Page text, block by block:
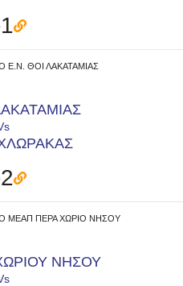
Ε.Ν. ΘΟΙ ΛΑΚΑΤΑΜΙΑΣ
ΜΕΑΠ ΠΕΡΑ ΧΩΡΙΟ ΝΗΣΟΥ
ΝΗΣΟΥ